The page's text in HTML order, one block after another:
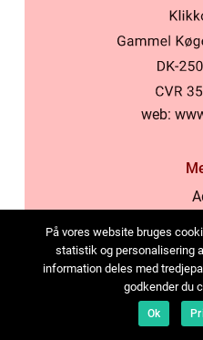
web:
På vores website bruges
statistik og personalisering
information deles med
godkender du
Ok